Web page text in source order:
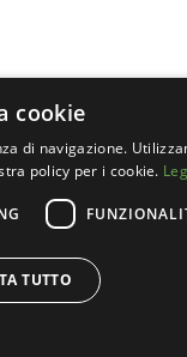
cookie
di navigazione.
policy per i cookie.
TUTTO